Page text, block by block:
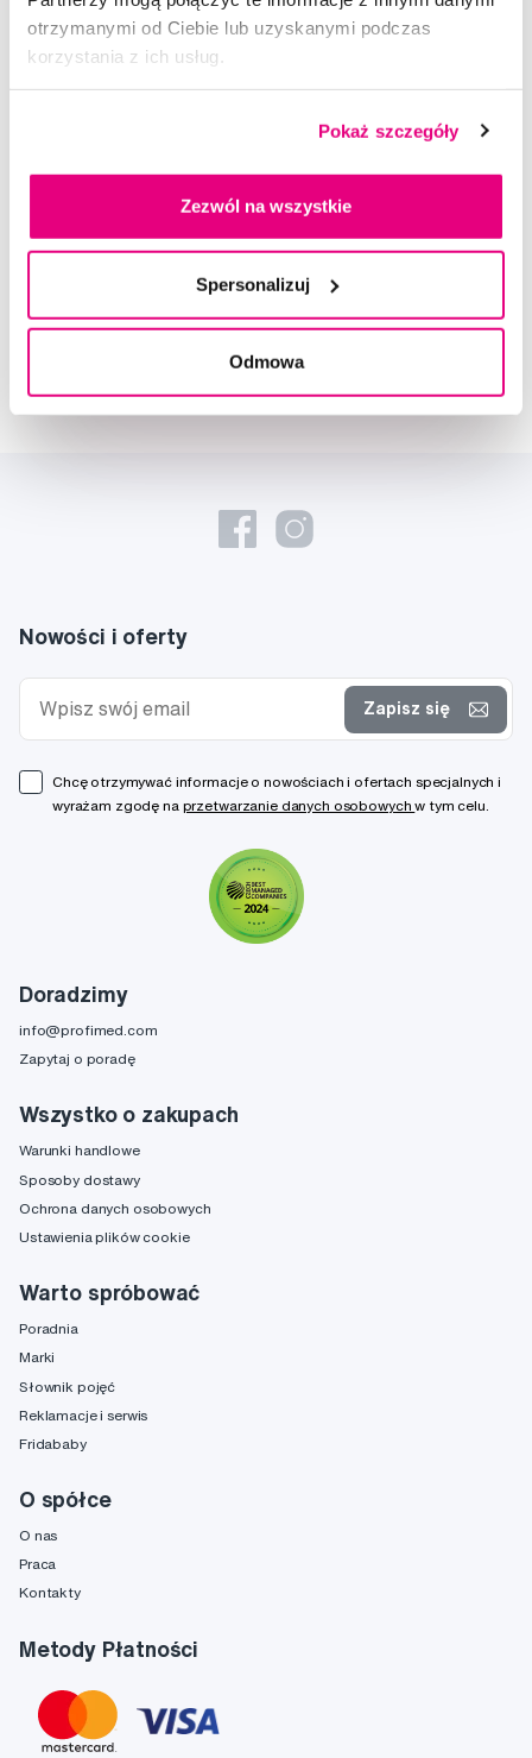
otrzymanymi od Ciebie lub uzyskanymi podczas
korzystania z ich usług.
Pokaż szczegóły
Zezwól na wszystkie
Spersonalizuj
Odmowa
Doradzimy Ci
Napisz do naszych ekspertów
Doradzimy
info@profimed.com
Zapytaj o poradę
Wszystko o zakupach
Warunki handlowe
Sposoby dostawy
Ochrona danych osobowych
Ustawienia plików cookie
Warto spróbować
Poradnia
Marki
Słownik pojęć
Reklamacje i serwis
Fridababy
O spółce
O nas
Praca
Kontakty
Metody Płatności
Nowości i oferty
Zapisz się
Chcę otrzymywać informacje o nowościach i ofertach specjalnych i
wyrażam zgodę na przetwarzanie danych osobowychw tym celu.